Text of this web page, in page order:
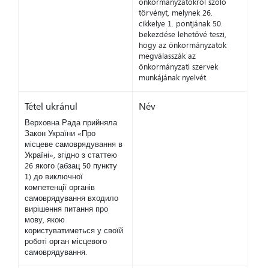
törvényt, melynek 26.
cikkelye 1. pontjának 50.
bekezdése lehetővé teszi,
hogy az önkormányzatok
megválasszák az
önkormányzati szervek
munkájának nyelvét.
Tétel ukránul
Верховна Рада прийняла
Закон України «Про
місцеве самоврядування в
Україні», згідно з статтею
26 якого (абзац 50 пункту
1) до виключної
компетенції органів
самоврядування входило
вирішення питання про
мову, якою
користуватиметься у своїй
роботі орган місцевого
самоврядування.
Név